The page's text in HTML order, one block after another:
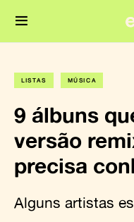
LISTAS MÚSICA
9 álbuns
versão
precisa
Alguns artistas